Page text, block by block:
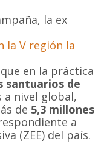
la ex
la V región la
en la práctica
santuarios de
a nivel global,
de 5,3 millones
a
(ZEE) del país.